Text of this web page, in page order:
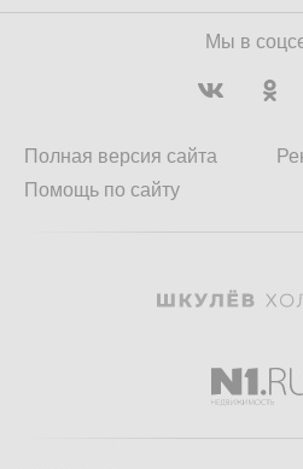
Мы в
Полная версия сайта
Помощь по сайту